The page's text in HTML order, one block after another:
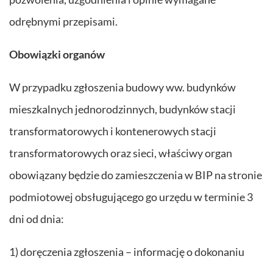
odrębnymi przepisami.
Obowiązki organów
W przypadku zgłoszenia budowy ww. budynków
mieszkalnych jednorodzinnych, budynków stacji
transformatorowych i kontenerowych stacji
transformatorowych oraz sieci, właściwy organ
obowiązany będzie do zamieszczenia w BIP na stronie
podmiotowej obsługującego go urzędu w terminie 3
dni od dnia:
1) doręczenia zgłoszenia – informację o dokonaniu